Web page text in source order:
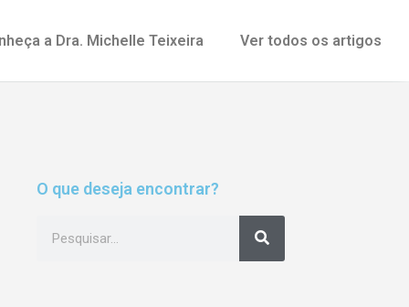
a Dra. Michelle Teixeira Ver todos os artigos
O que deseja encontrar?